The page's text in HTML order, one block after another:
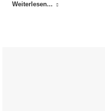
Weiterlesen...